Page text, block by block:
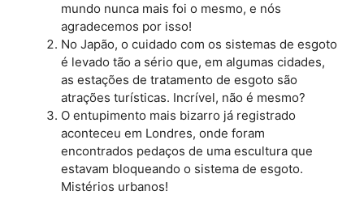
mundo nunca mais foi o mesmo, e nós
agradecemos por isso!
No Japão, o cuidado com os sistemas de esgoto
é levado tão a sério que, em algumas cidades,
as estações de tratamento de esgoto são
atrações turísticas. Incrível, não é mesmo?
O entupimento mais bizarro já registrado
aconteceu em Londres, onde foram
encontrados pedaços de uma escultura que
estavam bloqueando o sistema de esgoto.
Mistérios urbanos!